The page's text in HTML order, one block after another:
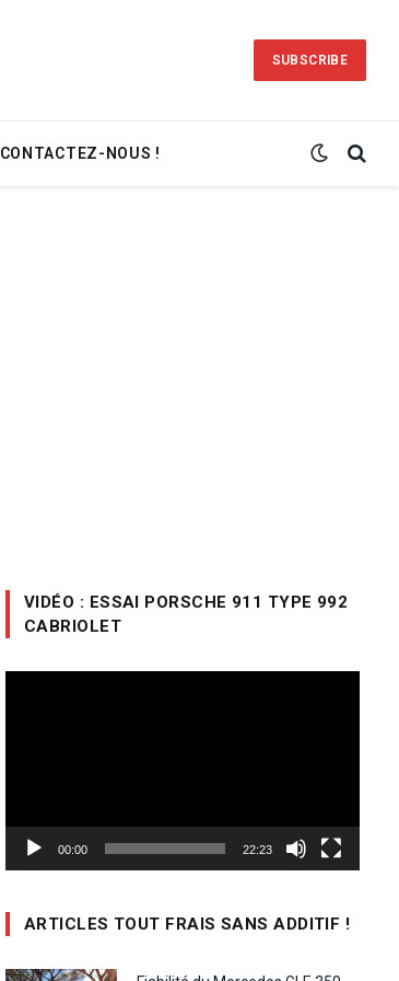
SUBSCRIBE
CONTACTEZ-NOUS !
VIDÉO : ESSAI PORSCHE 911 TYPE 992
CABRIOLET
00:00 22:23
ARTICLES TOUT FRAIS SANS ADDITIF !